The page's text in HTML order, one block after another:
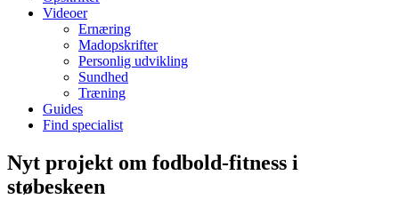
Videoer
Ernæring
Madopskrifter
Personlig udvikling
Sundhed
Træning
Guides
Find specialist
Nyt projekt om fodbold-fitness i
støbeskeen